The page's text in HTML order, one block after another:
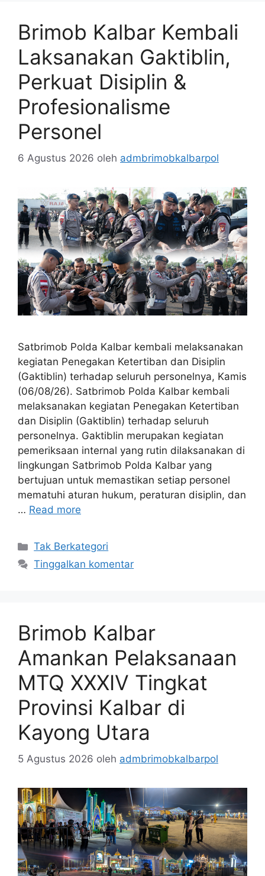
Brimob Kalbar Kembali
Laksanakan Gaktiblin,
Perkuat Disiplin &
Profesionalisme
Personel
6 Agustus 2026 oleh admbrimobkalbarpol
Satbrimob Polda Kalbar kembali melaksanakan
kegiatan Penegakan Ketertiban dan Disiplin
(Gaktiblin) terhadap seluruh personelnya, Kamis
(06/08/26). Satbrimob Polda Kalbar kembali
melaksanakan kegiatan Penegakan Ketertiban
dan Disiplin (Gaktiblin) terhadap seluruh
personelnya. Gaktiblin merupakan kegiatan
pemeriksaan internal yang rutin dilaksanakan di
lingkungan Satbrimob Polda Kalbar yang
bertujuan untuk memastikan setiap personel
mematuhi aturan hukum, peraturan disiplin, dan
… Read more
Kategori
Tak Berkategori
Tinggalkan komentar
Brimob Kalbar
Amankan Pelaksanaan
MTQ XXXIV Tingkat
Provinsi Kalbar di
Kayong Utara
5 Agustus 2026 oleh admbrimobkalbarpol